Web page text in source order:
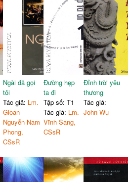
Ngài đã gọi
tôi
Tác giả: Lm.
Gioan
Nguyễn Nam
Phong,
CSsR
Đường hẹp
ta đi
Tập số: T1
Tác giả: Lm.
Vĩnh Sang,
CSsR
Đỉnh trời yêu
thương
Tác giả:
John Wu